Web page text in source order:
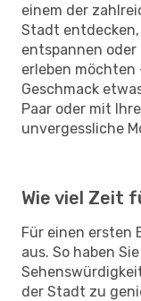
einem der
Stadt entdecken,
entspannen
erleben
Geschmack
Paar oder mit
unvergessliche
Wie viel Zeit
Für einen ersten
aus. So haben
der Stadt zu